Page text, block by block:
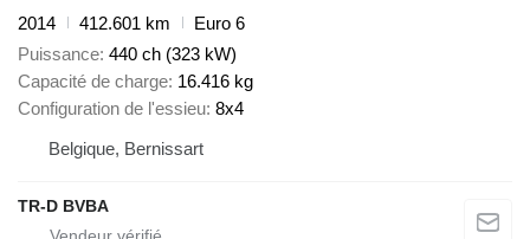
2014
412.601 km
Euro 6
Puissance 440 ch (323 kW)
Capacité de charge 16.416 kg
Configuration de l'essieu 8x4
Belgique, Bernissart
TR-D BVBA